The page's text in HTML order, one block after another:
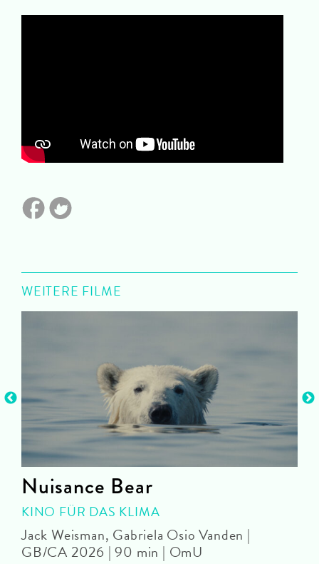
WEITERE FILME
Nuisance Bear
KINO FÜR DAS KLIMA
Jack Weisman, Gabriela Osio Vanden |
GB/CA 2026 | 90 min | OmU